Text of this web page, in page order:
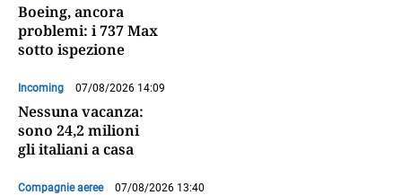
Boeing, ancora
problemi: i 737 Max
sotto ispezione
Incoming 07/08/2026 14:09
Nessuna vacanza:
sono 24,2 milioni
gli italiani a casa
Compagnie aeree 07/08/2026 13:40